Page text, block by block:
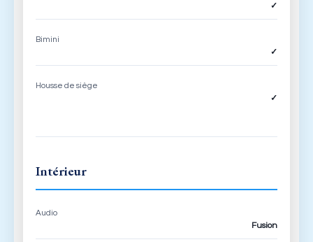
✓
Bimini
✓
Housse de siège
✓
Intérieur
Audio
Fusion